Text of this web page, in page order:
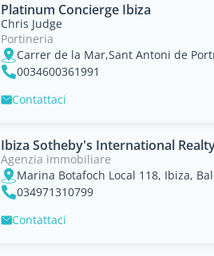
Platinum Concierge Ibiza
Chris Judge
Portineria
Carrer de la Mar,Sant Antoni de
0034600361991
Contattaci
Ibiza Sotheby's International
Agenzia immobiliare
Marina Botafoch Local 118, Ibiza,
034971310799
Contattaci